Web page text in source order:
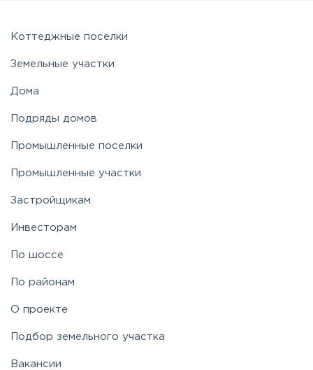
Коттеджные поселки
Земельные участки
Дома
Подряды домов
Промышленные поселки
Промышленные участки
Застройщикам
Инвесторам
По шоссе
По районам
О проекте
Подбор земельного участка
Вакансии